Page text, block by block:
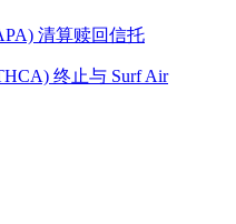
清算赎回信托
终止与 Surf Air